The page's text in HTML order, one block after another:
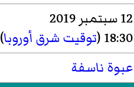
12 سبتمبر 2019
18:30 ( توقيت شرق أوروبا)
عبوة ناسفة